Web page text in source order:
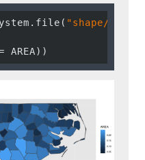
"shape/
AREA))